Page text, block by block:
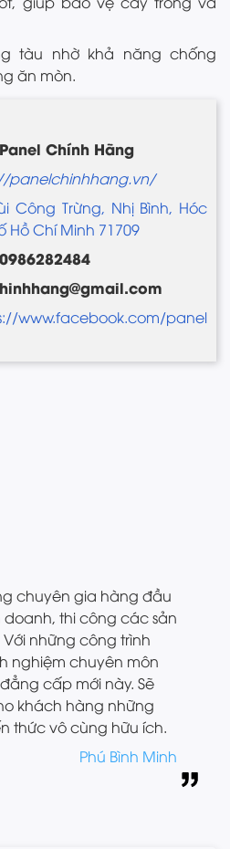
tàu nhờ khả năng chống
ăn mòn.
Panel Chính Hãng
panelchinhhang.vn/
Công Trừng, Nhị Bình, Hóc
Hồ Chí Minh 71709
www.facebook.com/panel
chuyên gia hàng đầu
doanh, thi công các sản
những công trình
nghiệm chuyên môn
cấp mới này. Sẽ
khách hàng những
thức vô cùng hữu ích.
Phú Bình Minh